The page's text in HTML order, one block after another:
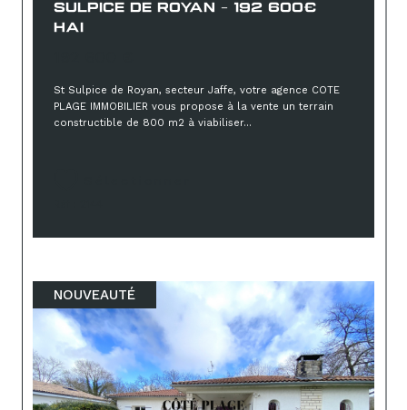
SULPICE DE ROYAN - 192 600€
HAI
St Sulpice de Royan, secteur Jaffe, votre agence COTE
PLAGE IMMOBILIER vous propose à la vente un terrain
constructible de 800 m2 à viabiliser...
NOUVEAUTÉ